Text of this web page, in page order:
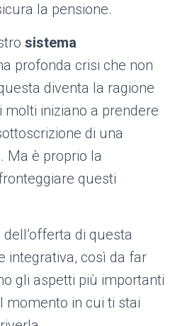
la pensione.
sistema
profonda crisi che non
diventa la ragione
iniziano a prendere
di una
. Ma è proprio la
questi
dell’offerta di questa
integrativa, così da far
gli aspetti più importanti
momento in cui ti stai